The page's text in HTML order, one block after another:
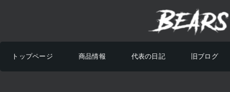
トップページ 商品情報 代表の日記 旧ブログ